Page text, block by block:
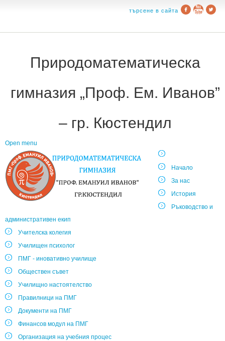
търсене в сайта
Природоматематическа
гимназия „Проф. Ем. Иванов”
– гр. Кюстендил
Open menu
Начало
За нас
История
Ръководство и
административен екип
Учителска колегия
Училищен психолог
ПМГ - иновативно училище
Обществен съвет
Училищно настоятелство
Правилници на ПМГ
Документи на ПМГ
Финансов модул на ПМГ
Организация на учебния процес